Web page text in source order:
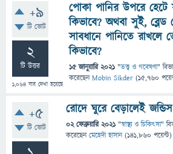
+9
টি ভোট
2
টি উত্তর
1,064 বার দেখা হয়েছে
পোকা পানির উপরে হেটে
কিভাবে? অথবা সুই,
সাবধানে পানিতে রাখলে
কিভাবে?
15 জানুয়ারি 2021 "তত্ত্ব ও গবেষণা"
করেছেনMobin Sikder (15,760
+5
টি ভোট
রোদে ঘুরে বেড়ালেই
02 ফেব্রুয়ারি 2021 "স্বাস্থ্য ও চিকিৎসা"
করেছেনমেহেদী হাসান (141,860 পয়েন্ট)